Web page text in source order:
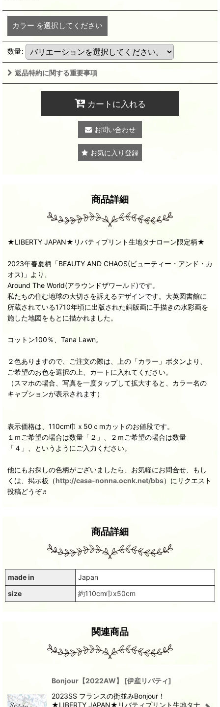
カラー を選択してください
数量:
返品特約に関する重要事項
カートに入れる
お問い合わせ
お気に入り登録
商品詳細
★LIBERTY JAPAN★リバティプリント生地タナローン限定柄★
2023年春夏柄「BEAUTY AND CHAOS(ビューティー・アンド・カ
オス)」より、
Around The World(アラウンドザワールド)です。
私たちの住む地球の大切さを訴えるデザインです。大英図書館に
所蔵されている1710年頃に出版された銅版画に手描きの水彩画を
施した地図をもとに描かれました。
コットン100％、Tana Lawn。
２色ありますので、ご注文の際は、上の「カラー」ボタンより、
ご希望のお色を選択の上、カートに入れてください。
（スマホの場合、写真を一度タップして拡大すると、カラー名の
キャプションが表示されます）
表示価格は、110cm巾ｘ50ｃmカットのお値段です。
１ｍご希望の場合は数量「２」、２ｍご希望の場合は数量
「４」、というようにご入力ください。
他にもお探しの色柄がございましたら、お気軽にお問合せ、もし
くは、掲示板（http://casa-nonna.ocnk.net/bbs）にリクエスト
投稿どうぞ♬
商品詳細
made in
Japan
size
約110cm巾x50cm
関連商品
Bonjour【2022AW】 [伊産リバティ]
2023SS フランスの街並みBonjour！
★LIBERTY JAPAN★リバティプリント生地タナ